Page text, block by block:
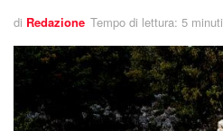
di Redazione Tempo di lettura: 5 minuti